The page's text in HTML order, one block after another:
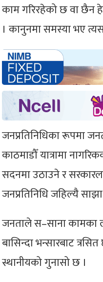
काम गरिरहेको छ वा छैन
। कानुनमा समस्या भए
जनप्रतिनिधिका रूपमा
काठमाडौँ यात्रामा
सदनमा उठाउने र
जनप्रतिनिधि जहिल्यै
जनताले स–साना कामका
बासिन्दा भन्सारबाट
स्थानीयको गुनासो छ ।